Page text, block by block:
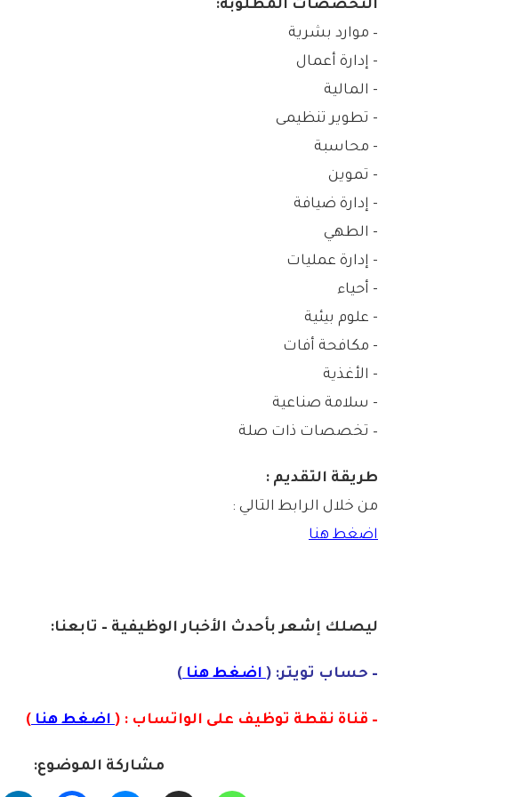
التخصصات المطلوبة:
– موارد بشرية
‏- إدارة أعمال
‏- المالية
‏- تطوير تنظيمى
‏- محاسبة
‏- تموين
‏- إدارة ضيافة
‏- الطهي
‏- إدارة عمليات
‏- أحياء
‏- علوم بيئية
‏- مكافحة أفات
‏- الأغذية
‏- سلامة صناعية
– تخصصات ذات صلة
طريقة التقديم :
من خلال الرابط التالي :
اضغط هنا
ليصلك إشعربأحدث الأخبار الوظيفية – تابعنا:
– حساب تويتر: (اضغط هنا )
– قناة نقطة توظيف على الواتساب : ( اضغط هنا )
مشاركة الموضوع: